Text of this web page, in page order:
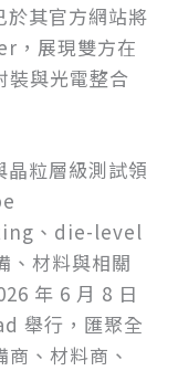
其官方網站將
，展現雙方在
裝與光電整合
粒層級測試領
、die-level
材料與相關
年 6 月 8 日
舉行，匯聚全
、材料商、